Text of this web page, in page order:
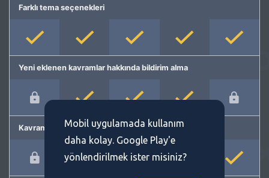
Farklı tema seçenekleri
Yeni eklenen kavramlar hakkında bildirim alma
Kavram önermeMobil uygulamada kullanım
daha kolay. Google Play'e
yönlendirilmek ister misiniz?